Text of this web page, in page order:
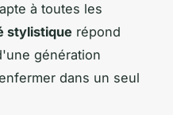
à toutes les
stylistique répond
génération
dans un seul